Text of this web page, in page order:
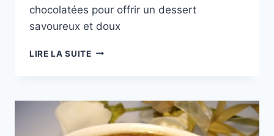
chocolatées pour offrir un dessert
savoureux et doux
LIRE LA SUITEBOULES
DE
NESCAFÉ